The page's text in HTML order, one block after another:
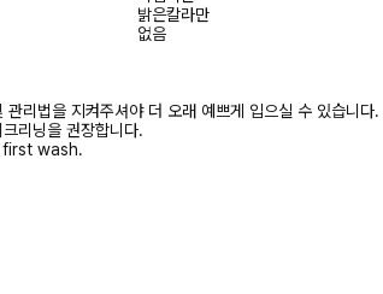
밝은칼라만
없음
리법을 지켜주셔야 더 오래 예쁘게 입으실 수 있습니다.
리닝을 권장합니다.
wash.